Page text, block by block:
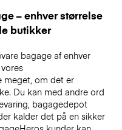
– enhver størrelse
butikker
bagage af enhver
meget, om det er
Du kan med andre ord
bagagedepot
kalder det på en sikker